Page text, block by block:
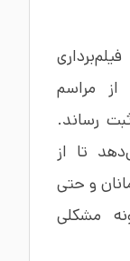
مراسم
رساند.
تا از
و حتی
مشکلی